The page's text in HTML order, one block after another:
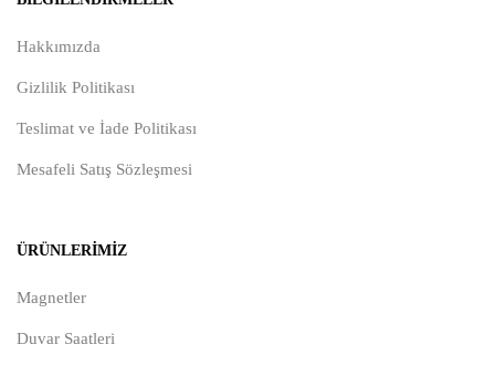
Hakkımızda
Gizlilik Politikası
Teslimat ve İade Politikası
Mesafeli Satış Sözleşmesi
ÜRÜNLERIMIZ
Magnetler
Duvar Saatleri